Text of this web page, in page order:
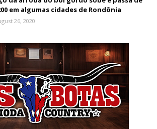
em algumas cidades de Rondônia
26, 2020